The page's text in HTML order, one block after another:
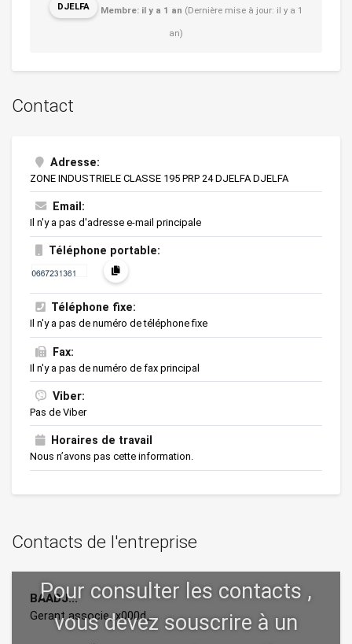
DJELFA Membre: il y a 1 an (Dernière mise à jour: il y a 1
an)
Contact
Adresse:
ZONE INDUSTRIELE CLASSE 195 PRP 24 DJELFA DJELFA
Email:
Il n'y a pas d'adresse e-mail principale
Téléphone portable:
Téléphone fixe:
Il n'y a pas de numéro de téléphone fixe
Fax:
Il n'y a pas de numéro de fax principal
Viber:
Pas de Viber
Horaires de travail
Nous n’avons pas cette information.
Contacts de l'entreprise
BAADJ...
Gerant associe_x000d_